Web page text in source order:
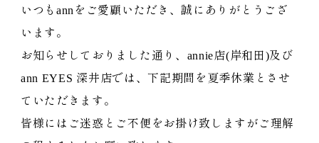
いつもannをご愛顧いただき、誠にありがとうござ
います。
お知らせしておりました通り、annie店(岸和田)及び
ann EYES 深井店では、下記期間を夏季休業とさせ
ていただきます。
皆様にはご迷惑とご不便をお掛け致しますがご理解